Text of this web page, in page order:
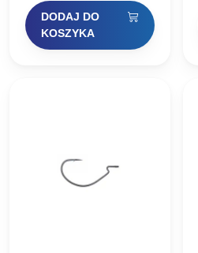
dwadzieścia lat temu. W
tamtym czasie Hayabusa
Fishing…
DODAJ DO
KOSZYKA